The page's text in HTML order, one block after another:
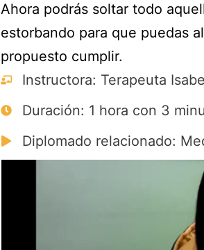
Ahora podrás soltar todo
estorbando para que puedas
propuesto cumplir.
Instructora: Terapeuta
Duración: 1 hora con 3
Diplomado relacionado: